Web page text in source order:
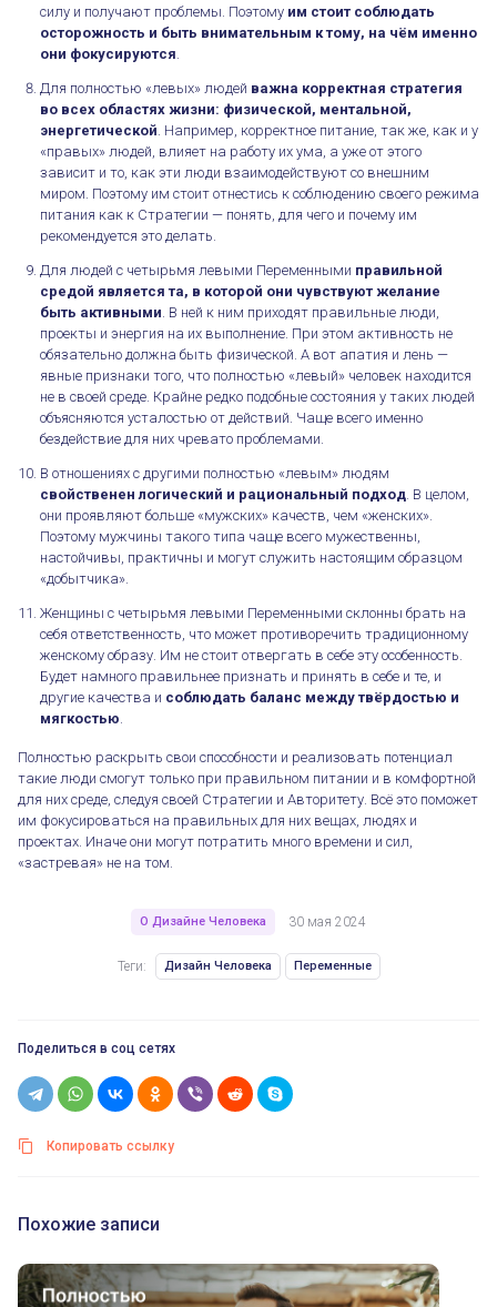
Полностью «левые» люди
силу и получают проблемы. Поэтому им стоит соблюдать
осторожность и быть внимательным к тому, на чём именно
они фокусируются
Для полностью «левых» людей важна корректная стратегия
во всех областях жизни: физической, ментальной,
энергетической . Например, корректное питание, так же, как и у
«правых» людей, влияет на работу их ума, а уже от этого
зависит и то, как эти люди взаимодействуют со внешним
миром. Поэтому им стоит отнестись к соблюдению своего режима
питания как к Стратегии — понять, для чего и почему им
рекомендуется это делать.
Для людей с четырьмя левыми Переменными правильной
средой является та, в которой они чувствуют желание
быть активными . В ней к ним приходят правильные люди,
проекты и энергия на их выполнение. При этом активность не
обязательно должна быть физической. А вот апатия и лень —
явные признаки того, что полностью «левый» человек находится
не в своей среде. Крайне редко подобные состояния у таких людей
объясняются усталостью от действий. Чаще всего именно
бездействие для них чревато проблемами.
В отношениях с другими полностью «левым» людям
свойственен логический и рациональный подход . В целом,
они проявляют больше «мужских» качеств, чем «женских».
Поэтому мужчины такого типа чаще всего мужественны,
настойчивы, практичны и могут служить настоящим образцом
«добытчика».
Женщины с четырьмя левыми Переменными склонны брать на
себя ответственность, что может противоречить традиционному
женскому образу. Им не стоит отвергать в себе эту особенность.
Будет намного правильнее признать и принять в себе и те, и
другие качества и соблюдать баланс между твёрдостью и
мягкостью
Полностью раскрыть свои способности и реализовать потенциал
такие люди смогут только при правильном питании и в комфортной
для них среде, следуя своей Стратегии и Авторитету. Всё это поможет
им фокусироваться на правильных для них вещах, людях и
проектах. Иначе они могут потратить много времени и сил,
«застревая» не на том.
О Дизайне Человека 30 мая 2024
Теги: Дизайн Человека Переменные
Поделиться в соц сетях
Копировать ссылку
Похожие записи